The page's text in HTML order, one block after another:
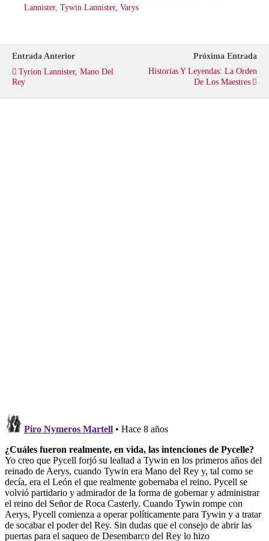
t
r
e
o
t
p
Lannister, Tywin Lannister, Varys
Entrada Anterior
Tyrion Lannister, Mano Del
Rey
Próxima Entrada
Historias Y Leyendas: La Orden
De Los Maestres